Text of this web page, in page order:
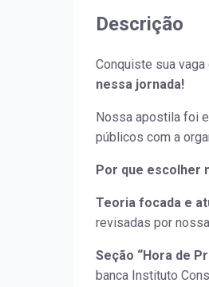
Descrição
Conquiste sua vaga
nessa jornada!
Nossa apostila foi
públicos com a
Por que escolher
Teoria focada e
revisadas por
Seção “Hora de
banca Instituto